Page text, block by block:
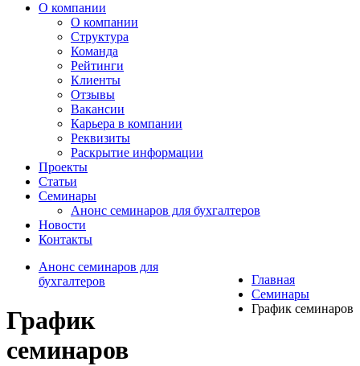
О компании
О компании
Структура
Команда
Рейтинги
Клиенты
Отзывы
Вакансии
Карьера в компании
Реквизиты
Раскрытие информации
Проекты
Статьи
Семинары
Анонс семинаров для бухгалтеров
Новости
Контакты
Главная
Семинары
График семинаров
Анонс семинаров для
бухгалтеров
График
семинаров